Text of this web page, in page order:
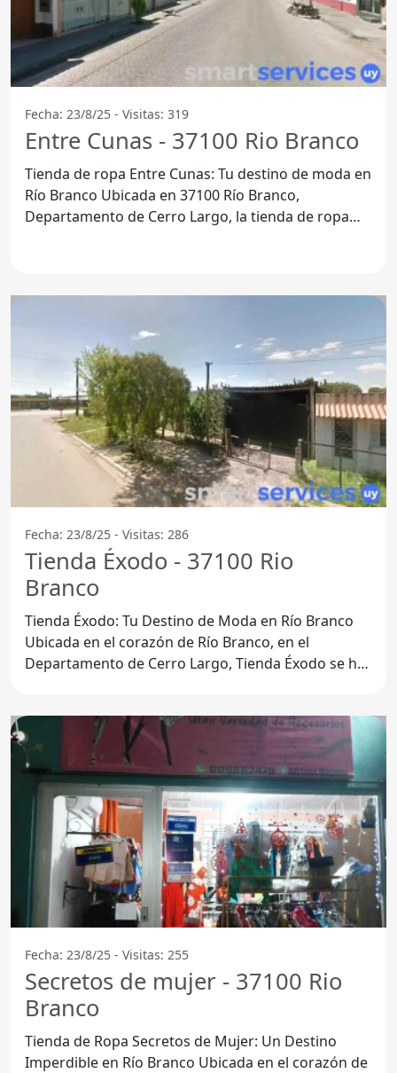
Fecha: 23/8/25 - Visitas: 319
Entre Cunas - 37100 Rio Branco
Tienda de ropa Entre Cunas: Tu destino de moda en
Río Branco Ubicada en 37100 Río Branco,
Departamento de Cerro Largo, la tienda de ropa
Fecha: 23/8/25 - Visitas: 286
Tienda Éxodo - 37100 Rio
Branco
Tienda Éxodo: Tu Destino de Moda en Río Branco
Ubicada en el corazón de Río Branco, en el
Departamento de Cerro Largo, Tienda Éxodo se ha
Fecha: 23/8/25 - Visitas: 255
Secretos de mujer - 37100 Rio
Branco
Tienda de Ropa Secretos de Mujer: Un Destino
Imperdible en Río Branco Ubicada en el corazón de